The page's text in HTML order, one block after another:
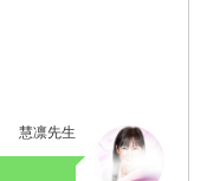
慧凛先生